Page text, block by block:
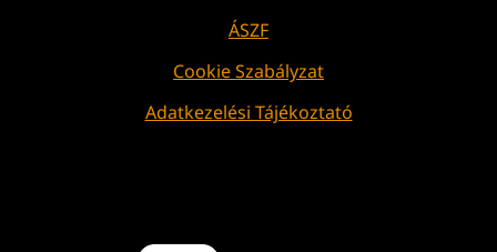
ÁSZF
Cookie Szabályzat
Adatkezelési Tájékoztató